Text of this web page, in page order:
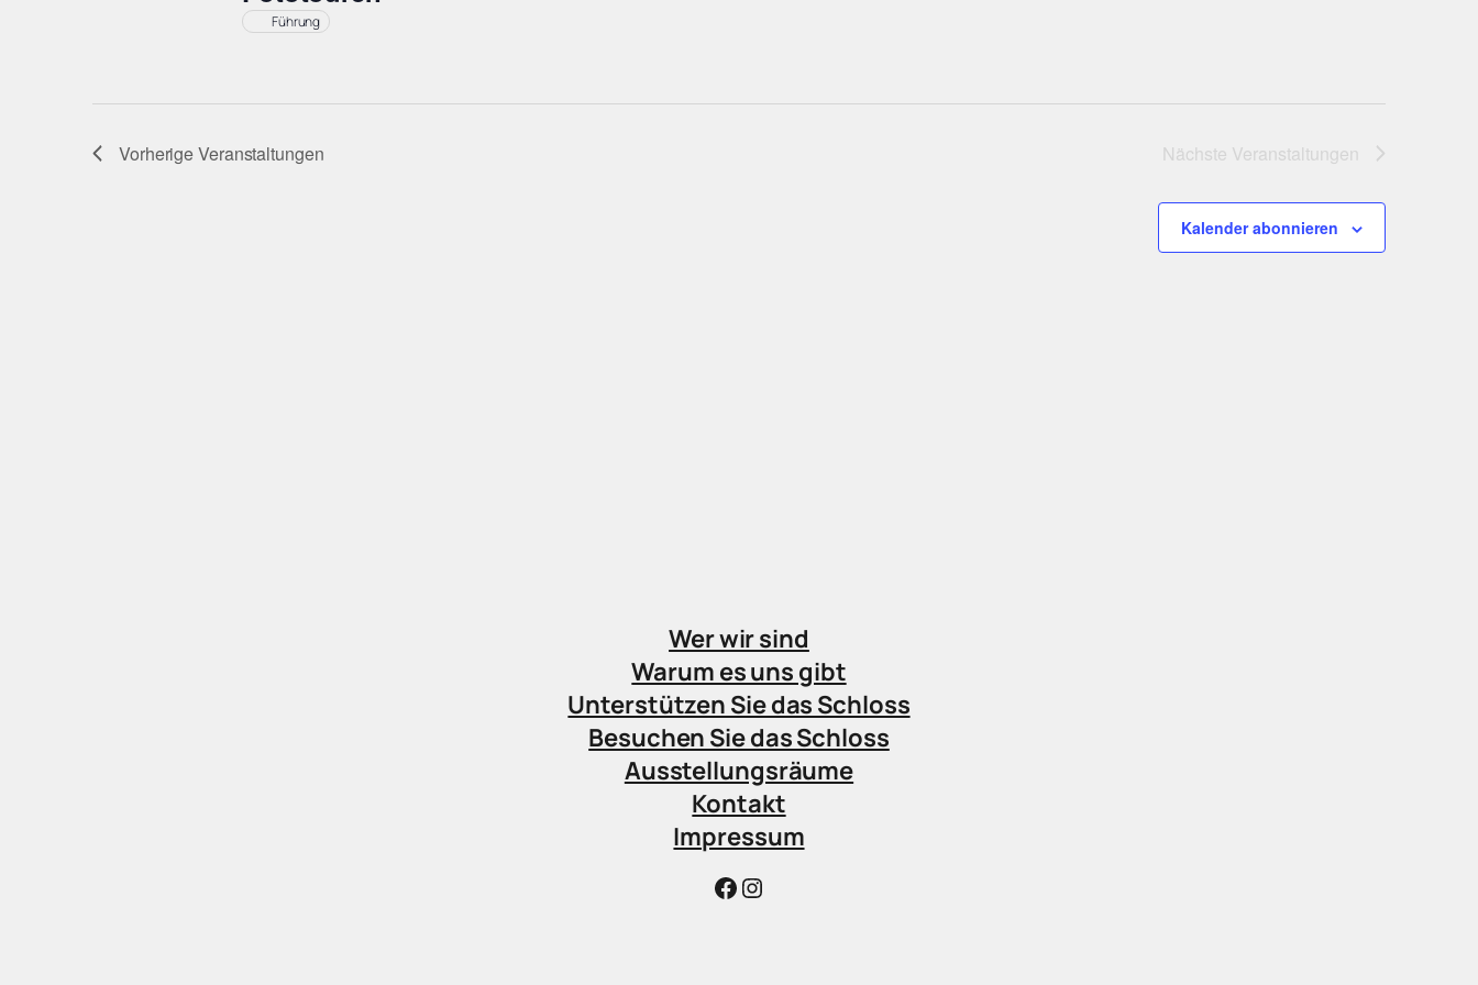
Führung
VorherigeVeranstaltungen Nächste Veranstaltungen
Kalender abonnieren
Wer wir sind
Warum es uns gibt
Unterstützen Sie das Schloss
Besuchen Sie das Schloss
Ausstellungsräume
Kontakt
Impressum
Facebook
Instagram